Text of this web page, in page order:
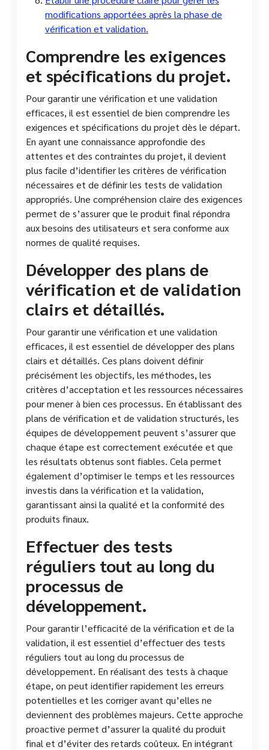
modifications apportées après la phase de
vérification et validation.
Comprendre les exigences
et spécifications du projet.
Pour garantir une vérification et une validation
efficaces, il est essentiel de bien comprendre les
exigences et spécifications du projet dès le départ.
En ayant une connaissance approfondie des
attentes et des contraintes du projet, il devient
plus facile d’identifier les critères de vérification
nécessaires et de définir les tests de validation
appropriés. Une compréhension claire des exigences
permet de s’assurer que le produit final répondra
aux besoins des utilisateurs et sera conforme aux
normes de qualité requises.
Développer des plans de
vérification et de validation
clairs et détaillés.
Pour garantir une vérification et une validation
efficaces, il est essentiel de développer des plans
clairs et détaillés. Ces plans doivent définir
précisément les objectifs, les méthodes, les
critères d’acceptation et les ressources nécessaires
pour mener à bien ces processus. En établissant des
plans de vérification et de validation structurés, les
équipes de développement peuvent s’assurer que
chaque étape est correctement exécutée et que
les résultats obtenus sont fiables. Cela permet
également d’optimiser le temps et les ressources
investis dans la vérification et la validation,
garantissant ainsi la qualité et la conformité des
produits finaux.
Effectuer des tests
réguliers tout au long du
processus de
développement.
Pour garantir l’efficacité de la vérification et de la
validation, il est essentiel d’effectuer des tests
réguliers tout au long du processus de
développement. En réalisant des tests à chaque
étape, on peut identifier rapidement les erreurs
potentielles et les corriger avant qu’elles ne
deviennent des problèmes majeurs. Cette approche
proactive permet d’assurer la qualité du produit
final et d’éviter des retards coûteux. En intégrant